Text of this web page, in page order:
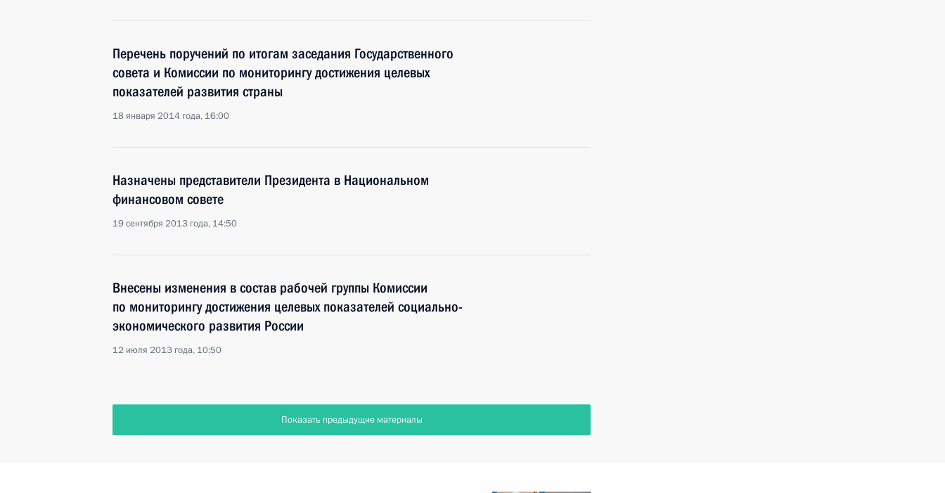
Перечень поручений по итогам заседания Государственного
совета и Комиссии по мониторингу достижения целевых
показателей развития страны
18 января 2014 года, 16:00
Назначены представители Президента в Национальном
финансовом совете
19 сентября 2013 года, 14:50
Внесены изменения в состав рабочей группы Комиссии
по мониторингу достижения целевых показателей социально-
экономического развития России
12 июля 2013 года, 10:50
Показать предыдущие материалы